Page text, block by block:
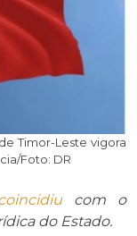
Timor-Leste vigora
Foto: DR
com o
do Estado.